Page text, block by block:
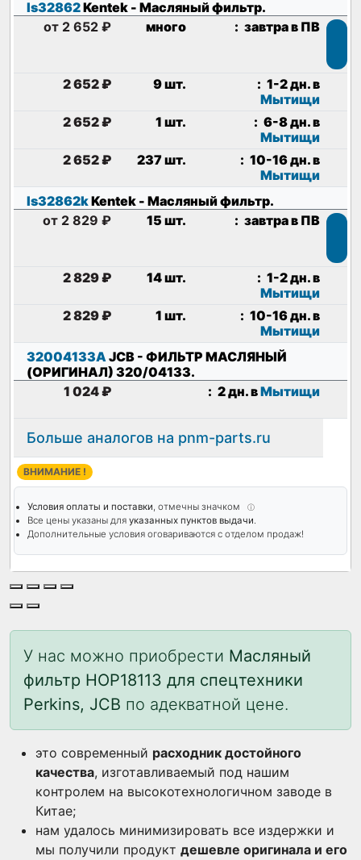
ls32862Kentek - Масляный фильтр.
от 2 652 ₽
много : завтра в ПВ
2 652 ₽ 9 шт. : 1-2 дн. в
Мытищи
2 652 ₽
1 шт. : 6-8 дн. в
Мытищи
2 652 ₽
237 шт. : 10-16 дн. в
Мытищи
ls32862kKentek - Масляный фильтр.
от 2 829 ₽
15 шт. : завтра в ПВ
2 829 ₽ 14 шт. : 1-2 дн. в
Мытищи
2 829 ₽
1 шт. : 10-16 дн. в
Мытищи
32004133A JCB - ФИЛЬТР МАСЛЯНЫЙ
(ОРИГИНАЛ) 320/04133.
1 024 ₽
: 2 дн. вМытищи
Больше аналогов на pnm-parts.ru
ВНИМАНИЕ !
Условия оплаты и поставки, отмечны значком ⓘ
Все цены указаны для указанных пунктов выдачи.
Дополнительные условия оговариваются с отделом продаж!
У нас можно приобрести Масляный
фильтр HOP18113 для спецтехники
Perkins, JCB по адекватной цене.
это современный расходник достойного
качества, изготавливаемый под нашим
контролем на высокотехнологичном заводе в
Китае;
нам удалось минимизировать все издержки и
мы получили продукт дешевле оригинала и его